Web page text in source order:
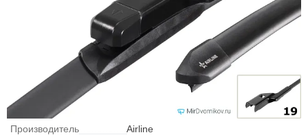
Производитель
Airline